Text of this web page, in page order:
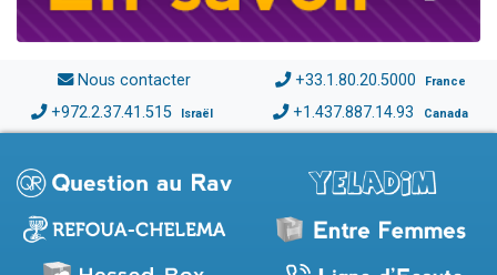
Nous contacter +33.1.80.20.5000 France
+972.2.37.41.515 Israël +1.437.887.14.93 Canada